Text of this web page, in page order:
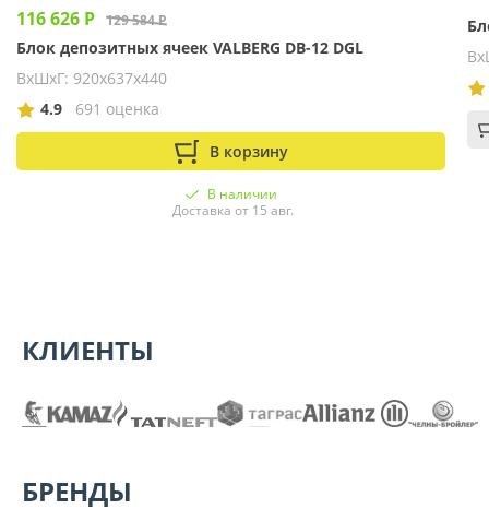
116 626 Р 129 584 Р
Блок депозитных ячеек VALBERG DB-12 DGL
ВхШхГ: 920х637х440
4.9
691 оценка
В корзину
В наличии
Доставка от 15 авг.
КЛИЕНТЫ
БРЕНДЫ